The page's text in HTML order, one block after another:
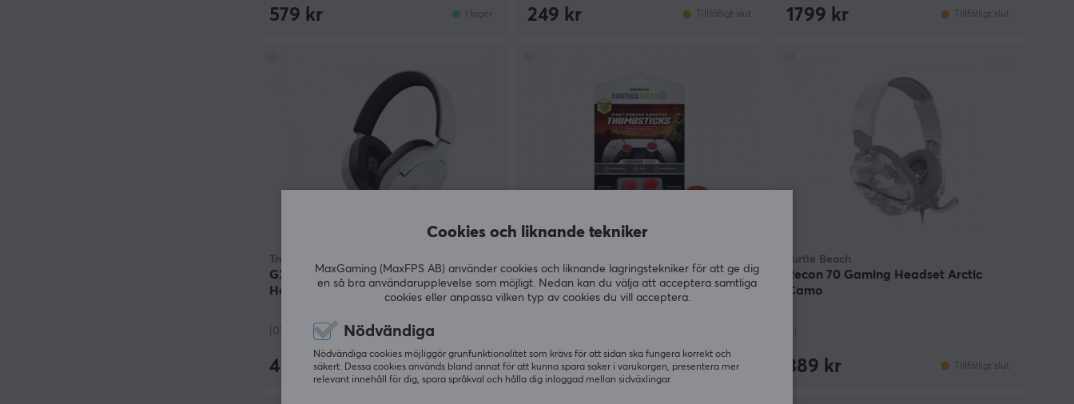
579 kr I lager 249 kr Tillfälligt slut 1799 kr Tillfälligt slut
Trust
GXT 490W Fayzo 7.1 USB Gaming
Headset - Vit
(0)
489 kr I lager
FPS Inferno Thumbsticks - (PS5/PS4)
199 kr Tillfälligt slut
Turtle Beach
Recon 70 Gaming Headset Arctic
Camo
389 kr Tillfälligt slut
Cookies och liknande tekniker
MaxGaming (MaxFPS AB) använder cookies och liknande lagringstekniker för att ge dig
en så bra användarupplevelse som möjligt. Nedan kan du välja att acceptera samtliga
cookies eller anpassa vilken typ av cookies du vill acceptera.
Nödvändiga
Nödvändiga cookies möjliggör grunfunktionalitet som krävs för att sidan ska fungera korrekt och
säkert. Dessa cookies används bland annat för att kunna spara saker i varukorgen, presentera mer
relevant innehåll för dig, spara språkval och hålla dig inloggad mellan sidväxlingar.